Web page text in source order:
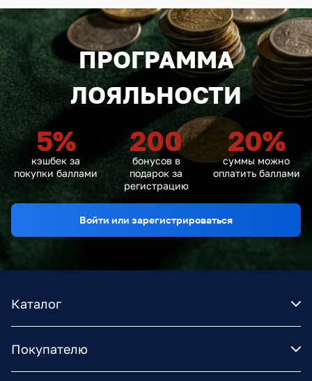
ПРОГРАММА
ЛОЯЛЬНОСТИ
5%
кэшбек за
покупки баллами
200
бонусов в
подарок за
регистрацию
20%
суммы можно
оплатить баллами
Войти или зарегистрироваться
Каталог
Покупателю